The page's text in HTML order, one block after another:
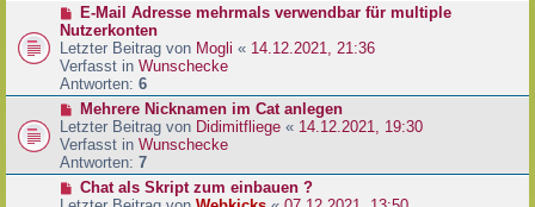
a
g
B
e
i
t
r
a
g
N
e
u
e
r
B
e
i
t
r
a
E-Mail Adresse mehrmals verwendbar für multiple
Nutzerkonten
Letzter Beitrag von Mogli « 14.12.2021, 21:36
Verfasst in Wunschecke
Antworten: 6
N
e
u
e
r
B
Mehrere Nicknamen im Cat anlegen
Letzter Beitrag von Didimitfliege « 14.12.2021, 19:30
Verfasst in Wunschecke
Antworten: 7
NChat als Skript zum einbauen ?